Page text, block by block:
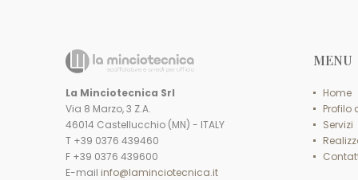
La Minciotecnica Srl
Via 8 Marzo, 3 Z.A.
46014 Castellucchio (MN) - ITALY
T +39 0376 439460
F +39 0376 439600
E-mail info@laminciotecnica.it
MENU
Home
Profilo
Servizi